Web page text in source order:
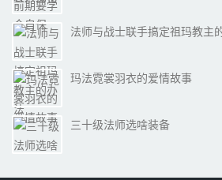
法师与战士联手搞定祖玛教主
玛法霓裳羽衣的爱情故事
三十级法师选啥装备